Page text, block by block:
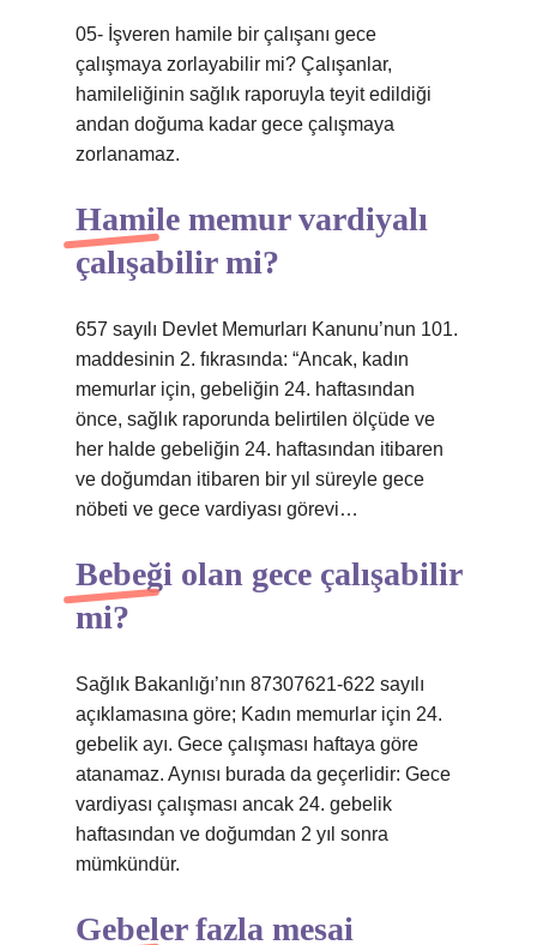
05- İşveren hamile bir çalışanı gece
çalışmaya zorlayabilir mi? Çalışanlar,
hamileliğinin sağlık raporuyla teyit edildiği
andan doğuma kadar gece çalışmaya
zorlanamaz.
Hamile memur vardiyalı
çalışabilir mi?
657 sayılı Devlet Memurları Kanunu’nun 101.
maddesinin 2. fıkrasında: “Ancak, kadın
memurlar için, gebeliğin 24. haftasından
önce, sağlık raporunda belirtilen ölçüde ve
her halde gebeliğin 24. haftasından itibaren
ve doğumdan itibaren bir yıl süreyle gece
nöbeti ve gece vardiyası görevi…
Bebeği olan gece çalışabilir
mi?
Sağlık Bakanlığı’nın 87307621-622 sayılı
açıklamasına göre; Kadın memurlar için 24.
gebelik ayı. Gece çalışması haftaya göre
atanamaz. Aynısı burada da geçerlidir: Gece
vardiyası çalışması ancak 24. gebelik
haftasından ve doğumdan 2 yıl sonra
mümkündür.
Gebeler fazla mesai